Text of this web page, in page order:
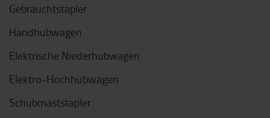
Gebrauchtstapler
Handhubwagen
Elektrische Niederhubwagen
Elektro-Hochhubwagen
Schubmaststapler